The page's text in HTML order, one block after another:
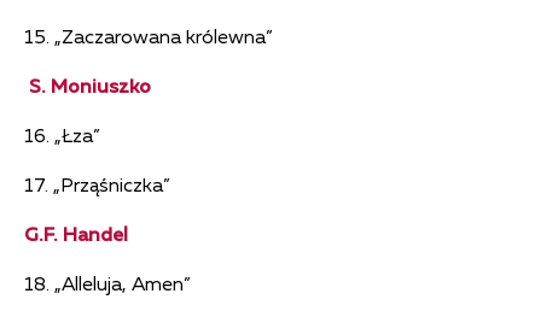
15. „Zaczarowana królewna”
S. Moniuszko
16. „Łza”
17. „Prząśniczka”
G.F. Handel
18. „Alleluja, Amen”